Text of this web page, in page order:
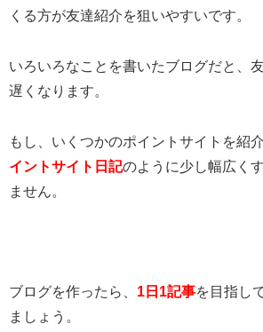
くる方が友達紹介を狙いやすいです。
いろいろなことを書いたブログだと、
遅くなります。
もし、いくつかのポイントサイトを紹
イントサイト日記のように少し幅広く
ません。
ブログを作ったら、 1日1記事を目指し
ましょう。